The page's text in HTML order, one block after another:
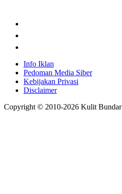
Info Iklan
Pedoman Media Siber
Kebijakan Privasi
Disclaimer
Copyright © 2010-2026 Kulit Bundar